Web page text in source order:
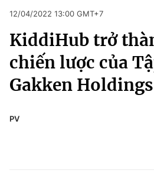
Chuyên mục
Chính trị
Xã hội
Pháp luật
Pháp luật
Kinh tế
Thể thao
Truyền hình
Văn hóa - Giải trí
12/04/2022 13:00 GMT+7
KiddiHub trở
chiến lược của
Gakken Holdings
PV